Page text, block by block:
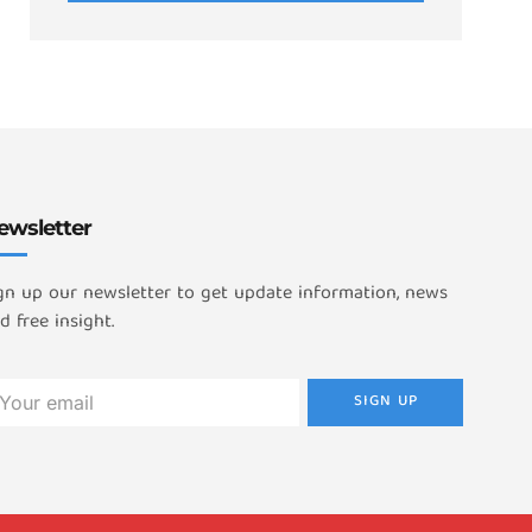
up our newsletter to get update information, news
free insight.
SIGN UP